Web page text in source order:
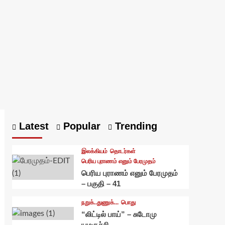
Latest Popular Trending
இலக்கியம் தொடர்கள்
பெரிய புராணம் எனும் பேரமுதம்
பெரிய புராணம் எனும் பேரமுதம்
– பகுதி – 41
நறுக்..துணுக்... பொது
“லிட்டில் பாய்” – சுடோமு